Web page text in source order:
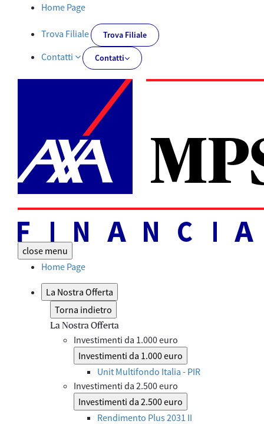
Documenti PRIIPs | AXA MPS Financial - AXA-MPSFINANCIAL.IT
Home Page
Trova Filiale Trova Filiale
Contatti Contatti
close menu
Home Page
La Nostra Offerta
Torna indietro
La Nostra Offerta
Investimenti da 1.000 euro
Investimenti da 1.000 euro
Unit Multifondo Italia - PIR
Investimenti da 2.500 euro
Investimenti da 2.500 euro
Rendimento Plus 2031 II